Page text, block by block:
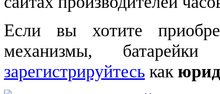
Если вы хотите
механизмы,
зарегистрируйтесь как